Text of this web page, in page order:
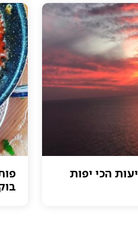
הכי יפות